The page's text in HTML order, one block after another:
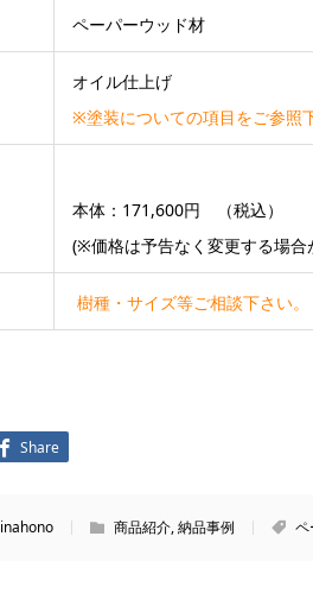
ペーパーウッド材
オイル仕上げ
※塗装についての項目をご参照
本体：171,600円 （税込）
(※価格は予告なく変更する場
樹種・サイズ等ご相談下さい。
Share
inahono 商品紹介,納品事例 ペ